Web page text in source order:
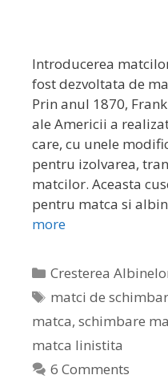
Introducerea
fost dezvoltata de
Prin anul 1870,
ale Americii a
care, cu unele
pentru izolvarea,
matcilor. Aceasta
pentru matca si
more
Cresterea
matci de
matca, schimbare
matca linistita
6 Comments